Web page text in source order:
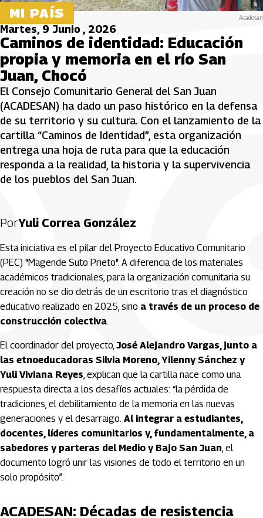
MI PAÍS Acadesan
Martes, 9 Junio , 2026
Caminos de identidad: Educación
propia y memoria en el río San
Juan, Chocó
El Consejo Comunitario General del San Juan
(ACADESAN) ha dado un paso histórico en la defensa
de su territorio y su cultura. Con el lanzamiento de la
cartilla “Caminos de Identidad”, esta organización
entrega una hoja de ruta para que la educación
responda a la realidad, la historia y la supervivencia
de los pueblos del San Juan.
PorYuli Correa González
Esta iniciativa es el pilar del Proyecto Educativo Comunitario
(PEC) "Magende Suto Prieto". A diferencia de los materiales
académicos tradicionales, para la organización comunitaria su
creación no se dio detrás de un escritorio tras el diagnóstico
educativo realizado en 2025, sino a través de un proceso de
construcción colectiva.
El coordinador del proyecto, José Alejandro Vargas, junto a
las etnoeducadoras Silvia Moreno, Yilenny Sánchez y
Yuli Viviana Reyes, explican que la cartilla nace como una
respuesta directa a los desafíos actuales: “la pérdida de
tradiciones, el debilitamiento de la memoria en las nuevas
generaciones y el desarraigo. Al integrar a estudiantes,
docentes, líderes comunitarios y, fundamentalmente, a
sabedores y parteras del Medio y Bajo San Juan, el
documento logró unir las visiones de todo el territorio en un
solo propósito”.
ACADESAN: Décadas de resistencia